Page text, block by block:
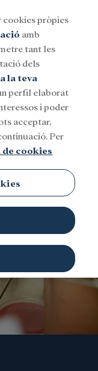
cookies pròpies
amb
tant les
dels
la teva
perfil elaborat
i poder
acceptar,
Per
cookies